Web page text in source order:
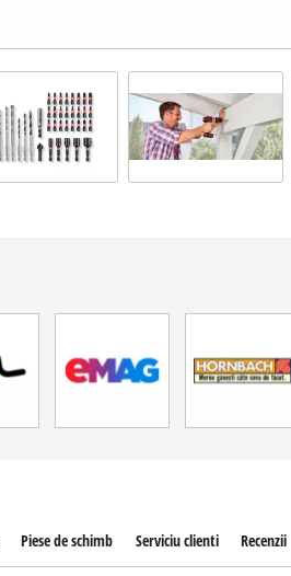
Piese de schimb Serviciu clienti Recenzii